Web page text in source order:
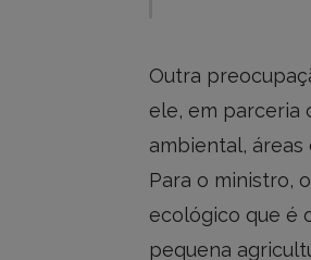
Outra
ele, em parceria
ambiental,
Para o ministro,
ecológico que é
pequena